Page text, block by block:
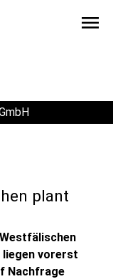
menu
plant
liegen vorerst
Nachfrage